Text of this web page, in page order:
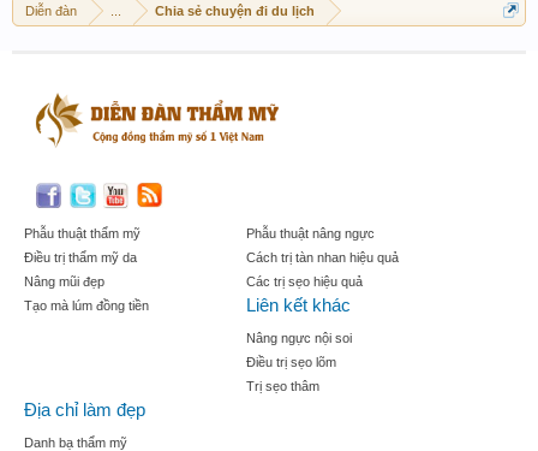
Diễn đàn Chia sẻ chuyện đi du lịch
Phẫu thuật thẩm mỹ
Điều trị thẩm mỹ da
Nâng mũi đẹp
Tạo mà lúm đồng tiền
Phẫu thuật nâng ngực
Cách trị tàn nhan hiệu quả
Các trị sẹo hiệu quả
Liên kết khác
Nâng ngực nội soi
Điều trị sẹo lõm
Trị sẹo thâm
Địa chỉ làm đẹp
Danh bạ thẩm mỹ